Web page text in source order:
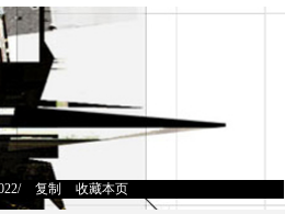
> 复制 收藏本页